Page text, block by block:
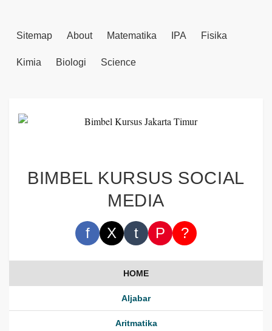
Sitemap About Matematika IPA Fisika
Kimia Biologi Science
BIMBEL KURSUS SOCIAL
MEDIA
f X t P ?
HOME
Aljabar
Aritmatika